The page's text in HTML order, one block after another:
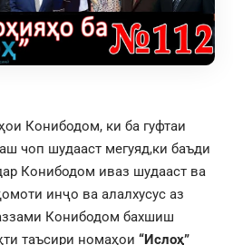
Конибодом, ки ба гуфтаи
чоп шудааст мегуяд,ки баъди
Конибодом иваз шудааст ва
инҷо ва алалхусус аз
Конибодом бахшиш
таъсири номаҳои “Ислоҳ”